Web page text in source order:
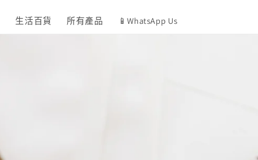
生活百貨 所有產品 📱WhatsApp Us